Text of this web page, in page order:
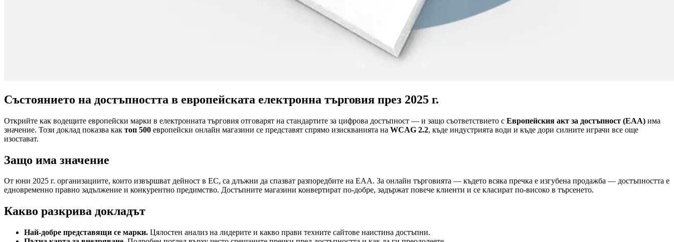
Състоянието на достъпността в европейската електронна търговия през 2025 г.
Открийте как водещите европейски марки в електронната търговия отговарят на стандартите за цифрова достъпност — и защо съответствието с Европейския акт за достъпност (EAA) има
значение. Този доклад показва как топ 500 европейски онлайн магазини се представят спрямо изискванията на WCAG 2.2, къде индустрията води и къде дори силните играчи все още
изостават.
Защо има значение
От юни 2025 г. организациите, които извършват дейност в ЕС, са длъжни да спазват разпоредбите на EAA. За онлайн търговията — където всяка пречка е изгубена продажба — достъпността е
едновременно правно задължение и конкурентно предимство. Достъпните магазини конвертират по-добре, задържат повече клиенти и се класират по-високо в търсенето.
Какво разкрива докладът
Най-добре представящи се марки. Цялостен анализ на лидерите и какво прави техните сайтове наистина достъпни.